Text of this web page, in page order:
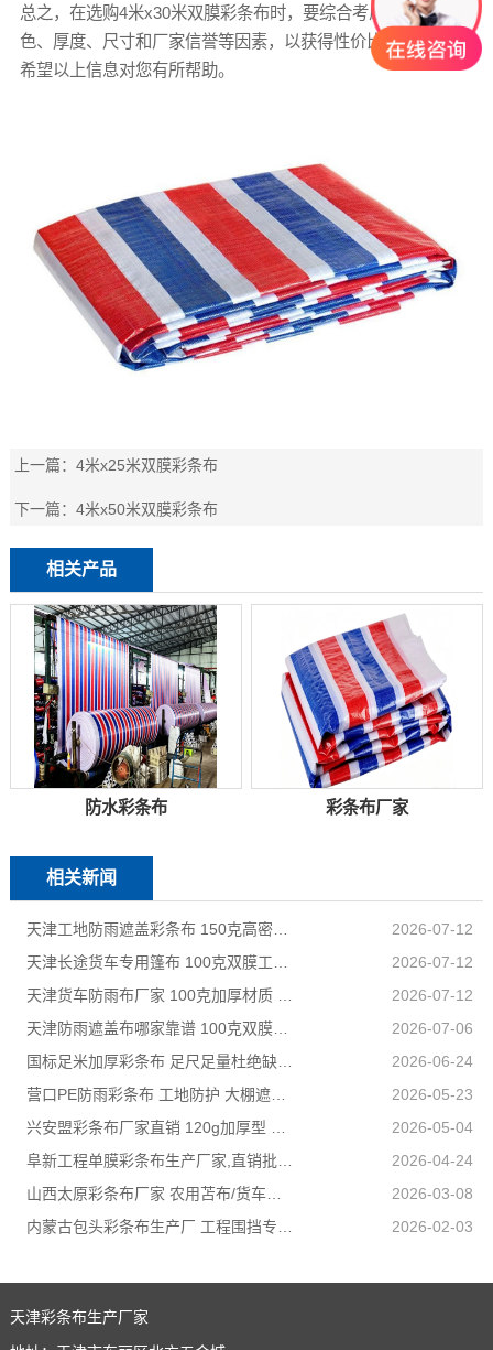
总之，在选购4米x30米双膜彩条布时，要综合考虑材质、颜
色、厚度、尺寸和厂家信誉等因素，以获得性价比高的产品。
希望以上信息对您有所帮助。
上一篇：4米x25米双膜彩条布
下一篇：4米x50米双膜彩条布
相关产品
防水彩条布 彩条布厂家
相关新闻
天津工地防雨遮盖彩条布 150克高密度 基建施工防尘防水
2026-07-12
2026-07-12
2026-07-12
天津防雨遮盖布哪家靠谱 100克双膜加厚款适配高栏货车长途盖货
2026-07-06
国标足米加厚彩条布 足尺足量杜绝缺尺少米
2026-06-24
营口PE防雨彩条布 工地防护 大棚遮盖 3×50米 耐寒耐用
2026-05-23
2026-05-04
2026-04-24
山西太原彩条布厂家 农用苫布/货车篷布 支持来样加工定制
2026-03-08
2026-02-03
天津彩条布生产厂家